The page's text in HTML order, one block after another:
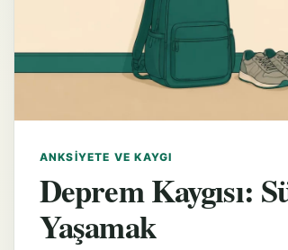
ANKSIYETE VE KAYGI
Deprem Kaygısı:
Yaşamak